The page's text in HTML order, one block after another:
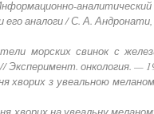
аналоги / С. А.
морских свинок с
Эксперимент. онкология. —
хворих з увеальною